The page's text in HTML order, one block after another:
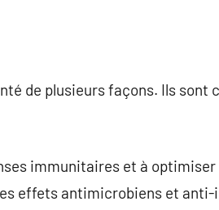
de plusieurs façons. Ils sont
immunitaires et à
effets antimicrobiens et